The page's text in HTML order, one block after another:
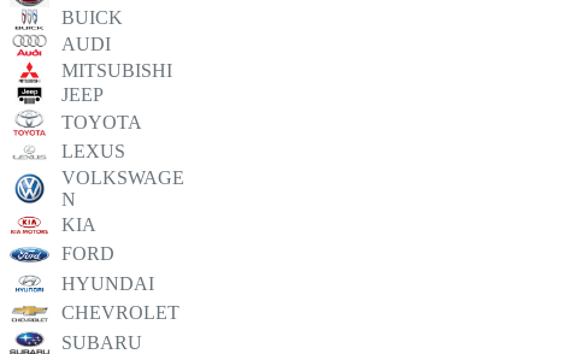
BUICK
AUDI
MITSUBISHI
JEEP
TOYOTA
LEXUS
VOLKSWAGE
N
KIA
FORD
HYUNDAI
CHEVROLET
SUBARU